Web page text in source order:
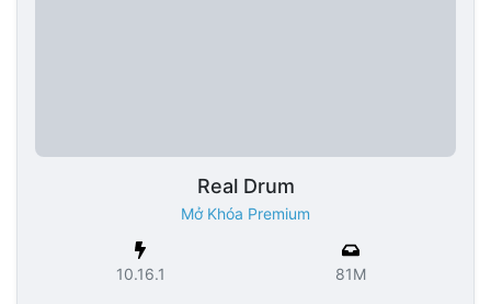
Real Drum
Mở Khóa Premium
10.16.1 81M